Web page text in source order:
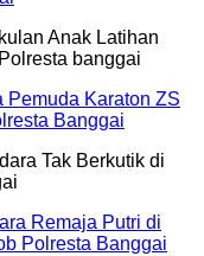
Pemuda Karaton ZS
Banggai
Remaja Putri di
Polresta Banggai